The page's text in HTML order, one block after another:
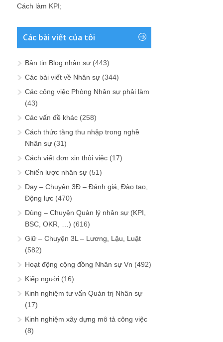
Cách làm KPI;
Các bài viết của tôi
Bản tin Blog nhân sự (443)
Các bài viết về Nhân sự (344)
Các công việc Phòng Nhân sự phải làm
(43)
Các vấn đề khác (258)
Cách thức tăng thu nhập trong nghề
Nhân sự (31)
Cách viết đơn xin thôi việc (17)
Chiến lược nhân sự (51)
Dạy – Chuyện 3Đ – Đánh giá, Đào tạo,
Động lực (470)
Dùng – Chuyện Quản lý nhân sự (KPI,
BSC, OKR, …) (616)
Giữ – Chuyện 3L – Lương, Lậu, Luật
(582)
Hoạt động cộng đồng Nhân sự Vn (492)
Kiếp người (16)
Kinh nghiệm tư vấn Quản trị Nhân sự
(17)
Kinh nghiệm xây dựng mô tả công việc
(8)